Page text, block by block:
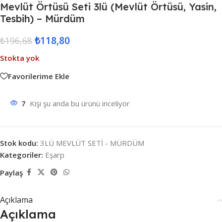
Mevlüt Örtüsü Seti 3lü (Mevlüt Örtüsü, Yasin,
Tesbih) – Mürdüm
₺196,68 ₺118,80
Stokta yok
Favorilerime Ekle
7 Kişi şu anda bu ürünü inceliyor
Stok kodu: 3LÜ MEVLÜT SETİ - MÜRDÜM
Kategoriler: Eşarp
Paylaş
Açıklama
Açıklama